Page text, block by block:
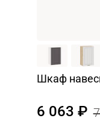
Шкаф
6 063